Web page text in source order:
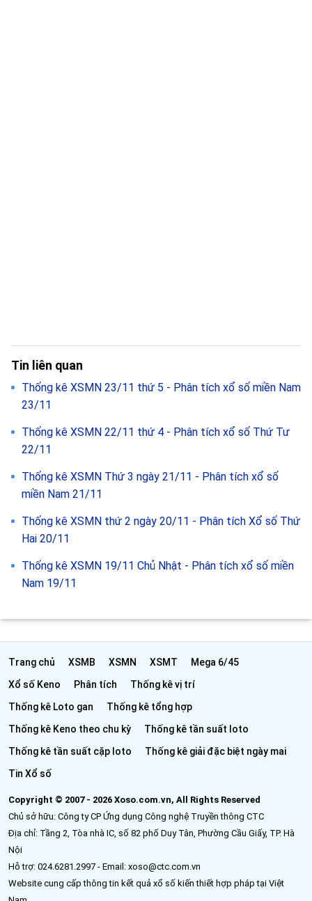
Tin liên quan
Thống kê XSMN 23/11 thứ 5 - Phân tích xổ số miền Nam
23/11
Thống kê XSMN 22/11 thứ 4 - Phân tích xổ số Thứ Tư
22/11
Thống kê XSMN Thứ 3 ngày 21/11 - Phân tích xổ số
miền Nam 21/11
Thống kê XSMN thứ 2 ngày 20/11 - Phân tích Xổ số Thứ
Hai 20/11
Thống kê XSMN 19/11 Chủ Nhật - Phân tích xổ số miền
Nam 19/11
Trang chủ XSMB XSMN XSMT
Mega 6/45
Xổ số Keno
Phân tích
Thống kê vị trí
Thống kê Loto gan
Thống kê tổng hợp
Thống kê Keno theo chu kỳ
Thống kê tần suất loto
Thống kê tần suất cặp loto
Thống kê giải đặc biệt ngày mai
Tin Xổ số
Copyright © 2007 - 2026 Xoso.com.vn, All Rights Reserved
Chủ sở hữu: Công ty CP Ứng dụng Công nghệ Truyền thông CTC
Địa chỉ: Tầng 2, Tòa nhà IC, số 82 phố Duy Tân, Phường Cầu Giấy, TP. Hà
Nội
Hỗ trợ: 024.6281.2997 - Email: xoso@ctc.com.vn
Website cung cấp thông tin kết quả xổ số kiến thiết hợp pháp tại Việt